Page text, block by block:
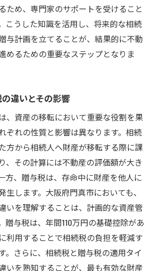
を踏まえた投資戦略
不動産市場におけるチャンスを掴
に繋がるリフォームと活用法
めの知識
る専門家の選び方
連携で実現する相続の成功
教える安心の相続手法
の不動産相続に強い事務所の探し
ッショナルなネットワークを活用
の協力で安心安全な相続を実現
ため、専門家のサポートを受けること
こうした知識を活用し、将来的な相続
与計画を立てることが、結果的に不動
めるための重要なステップとなりま
違いとその影響
、資産の移転において重要な役割を果
ぞれの性質と影響は異なります。相続
方から相続人へ財産が移転する際に課
、その計算には不動産の評価額が大き
方、贈与税は、存命中に財産を他人に
生します。大阪府門真市においても、
いを理解することは、計画的な資産管
贈与税は、年間110万円の基礎控除があ
利用することで相続税の負担を軽減す
。さらに、相続税と贈与税の適用タイ
いを熟知することが、最も有効な財産